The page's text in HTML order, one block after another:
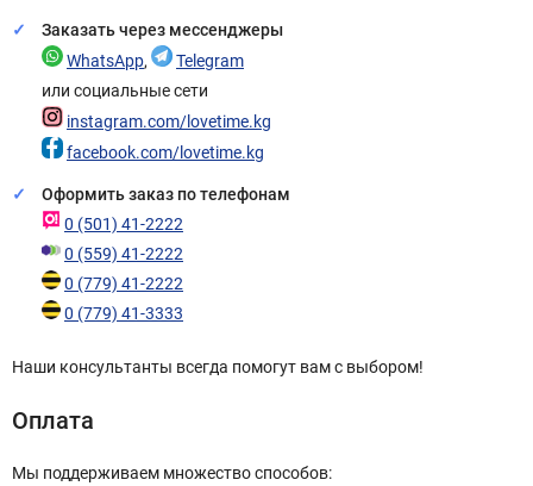
Заказать через мессенджеры
WhatsApp,
Telegram
или социальные сети
instagram.com/lovetime.kg
facebook.com/lovetime.kg
Оформить заказ по телефонам
0 (501) 41-2222
0 (559) 41-2222
0 (779) 41-2222
0 (779) 41-3333
Наши консультанты всегда помогут вам с выбором!
Оплата
Мы поддерживаем множество способов: